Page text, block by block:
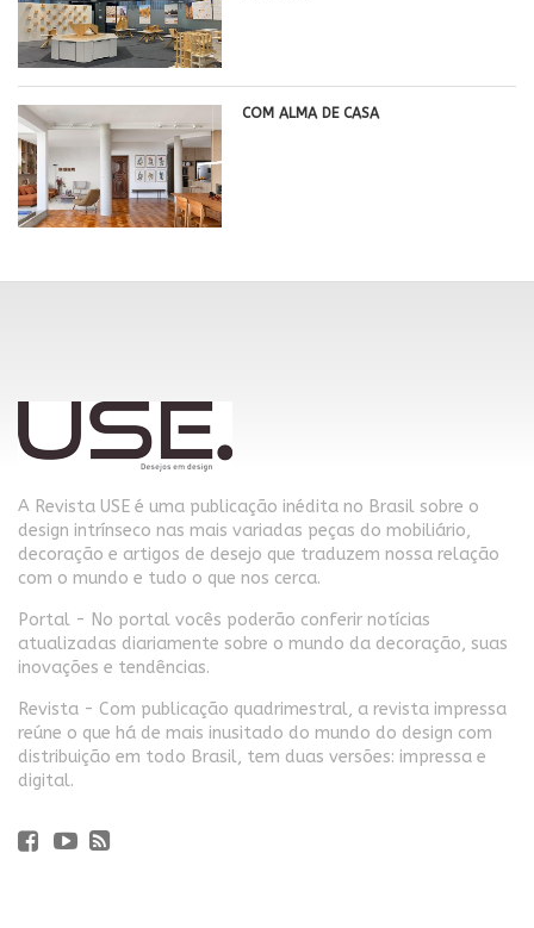
COM ALMA DE CASA
A Revista USE é uma publicação inédita no Brasil sobre o
design intrínseco nas mais variadas peças do mobiliário,
decoração e artigos de desejo que traduzem nossa relação
com o mundo e tudo o que nos cerca.
Portal - No portal vocês poderão conferir notícias
atualizadas diariamente sobre o mundo da decoração, suas
inovações e tendências.
Revista - Com publicação quadrimestral, a revista impressa
reúne o que há de mais inusitado do mundo do design com
distribuição em todo Brasil, tem duas versões: impressa e
digital.